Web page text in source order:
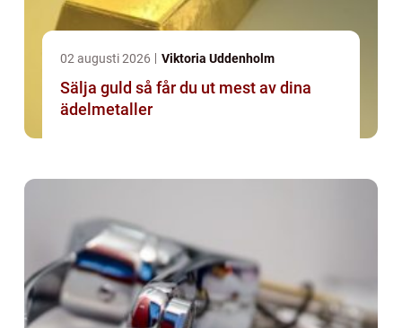
02 augusti 2026 Viktoria Uddenholm
Sälja guld så får du ut mest av dina
ädelmetaller